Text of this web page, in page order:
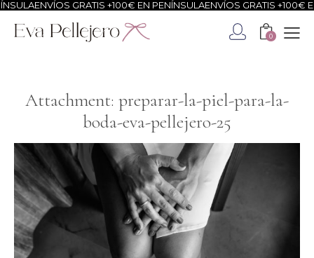
ENVÍOS GRATIS +100€ EN PENÍNSULAENVÍOS GRATIS +100€ EN
0
Attachment: preparar-la-piel-para-la-
boda-eva-pellejero-25